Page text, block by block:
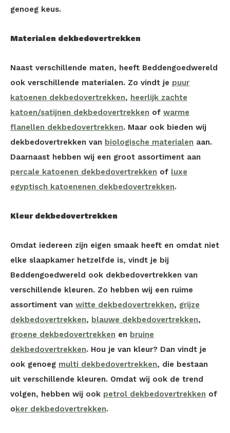
genoeg keus.
Materialen dekbedovertrekken
Naast verschillende maten, heeft Beddengoedwereld
ook verschillende materialen. Zo vindt je puur
katoenen dekbedovertrekken, heerlijk zachte
katoen/satijnen dekbedovertrekken of warme
flanellen dekbedovertrekken. Maar ook bieden wij
dekbedovertrekken van biologische materialen aan.
Daarnaast hebben wij een groot assortiment aan
percale katoenen dekbedovertrekken of luxe
egyptisch katoenenen dekbedovertrekken.
Kleur dekbedovertrekken
Omdat iedereen zijn eigen smaak heeft en omdat niet
elke slaapkamer hetzelfde is, vindt je bij
Beddengoedwereld ook dekbedovertrekken van
verschillende kleuren. Zo hebben wij een ruime
assortiment van witte dekbedovertrekken, grijze
dekbedovertrekken, blauwe dekbedovertrekken,
groene dekbedovertrekken en bruine
dekbedovertrekken. Hou je van kleur? Dan vindt je
ook genoeg multi dekbedovertrekken, die bestaan
uit verschillende kleuren. Omdat wij ook de trend
volgen, hebben wij ook petrol dekbedovertrekken of
o ker dekbedovertrekken.